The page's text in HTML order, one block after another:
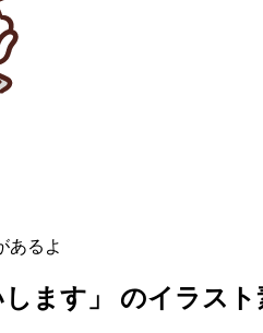
します」 のイラスト